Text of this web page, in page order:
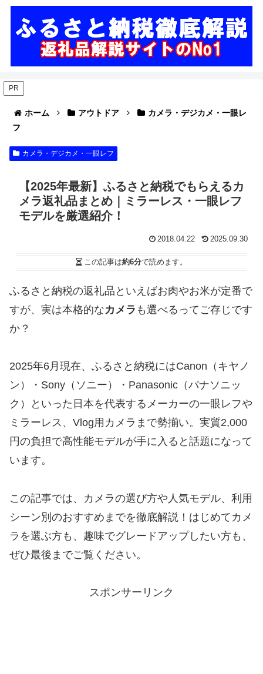
PR
ホーム アウトドア
カメラ・デジカメ・一眼レ
フ
カメラ・デジカメ・一眼レフ
【2025年最新】ふるさと納税でもらえるカ
メラ返礼品まとめ｜ミラーレス・一眼レフ
モデルを厳選紹介！
2018.04.22 2025.09.30
この記事は約6分で読めます。
ふるさと納税の返礼品といえばお肉やお米が定番で
すが、実は本格的なカメラ も選べるってご存じです
か？
2025年6月現在、ふるさと納税にはCanon（キヤノ
ン）・Sony（ソニー）・Panasonic（パナソニッ
ク）といった日本を代表するメーカーの一眼レフや
ミラーレス、Vlog用カメラまで勢揃い。実質2,000
円の負担で高性能モデルが手に入ると話題になって
います。
この記事では、カメラの選び方や人気モデル、利用
シーン別のおすすめまでを徹底解説！はじめてカメ
ラを選ぶ方も、趣味でグレードアップしたい方も、
ぜひ最後までご覧ください。
スポンサーリンク